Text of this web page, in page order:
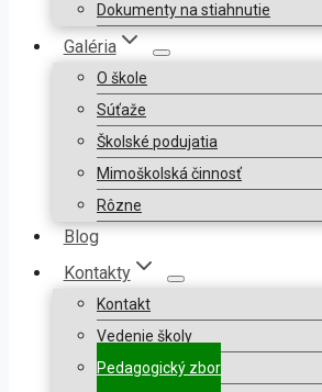
Dokumenty na stiahnutie
Galéria
O škole
Súťaže
Školské podujatia
Mimoškolská činnosť
Rôzne
Blog
Kontakty
Kontakt
Vedenie školy
Pedagogický zbor